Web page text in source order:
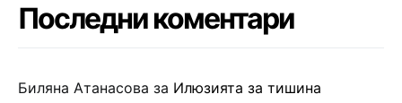
Последни коментари
Биляна Атанасова за Илюзията за тишина